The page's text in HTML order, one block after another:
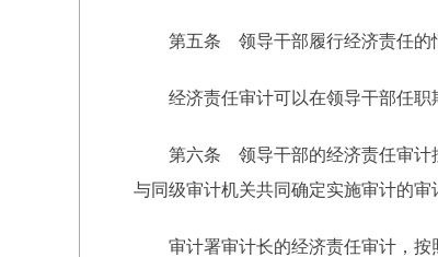
第五条 领导干部履行经济责任的情
经济责任审计可以在领导干部任职
第六条 领导干部的经济责任审计按
与同级审计机关共同确定实施审计的审
审计署审计长的经济责任审计，按